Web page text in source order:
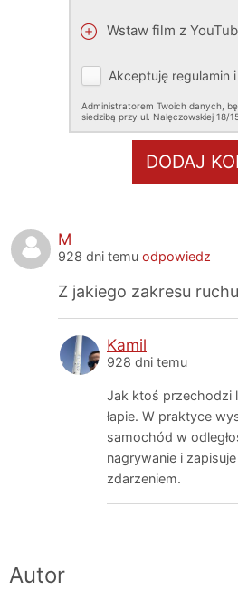
Wstaw film z
Akceptuję regulamin i
Administratorem Twoich danych,
siedzibą przy ul. Nałęczowskiej 18/
DODAJ
M
928 dni temu odpowiedz
Z jakiego zakresu
Kamil
928 dni temu
Jak ktoś przechodzi
łapie. W praktyce
samochód w
nagrywanie i
zdarzeniem.
Autor